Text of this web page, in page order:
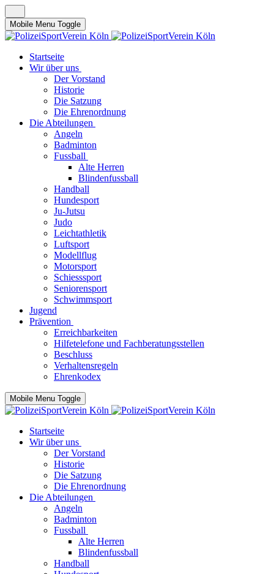
Mobile Menu Toggle
Startseite
Wir über uns
Der Vorstand
Historie
Die Satzung
Die Ehrenordnung
Die Abteilungen
Angeln
Badminton
Fussball
Alte Herren
Blindenfussball
Handball
Hundesport
Ju-Jutsu
Judo
Leichtathletik
Luftsport
Modellflug
Motorsport
Schiesssport
Seniorensport
Schwimmsport
Jugend
Prävention
Erreichbarkeiten
Hilfetelefone und Fachberatungsstellen
Beschluss
Verhaltensregeln
Ehrenkodex
Mobile Menu Toggle
Startseite
Wir über uns
Der Vorstand
Historie
Die Satzung
Die Ehrenordnung
Die Abteilungen
Angeln
Badminton
Fussball
Alte Herren
Blindenfussball
Handball